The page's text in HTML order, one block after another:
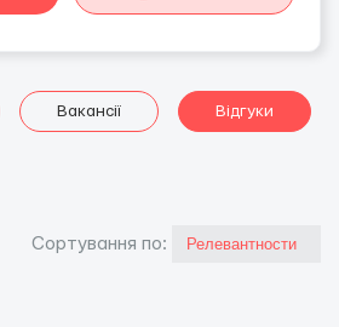
Вакансії Відгуки
Сортування по: